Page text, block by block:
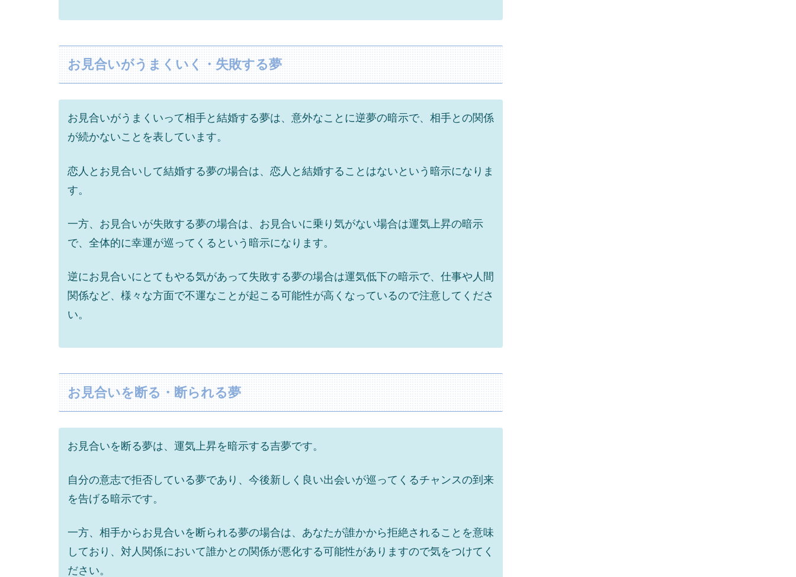
お見合いがうまくいく・失敗する夢
お見合いがうまくいって相手と結婚する夢は、意外なことに逆夢の暗示で、相手との関係
が続かないことを表しています。
恋人とお見合いして結婚する夢の場合は、恋人と結婚することはないという暗示になりま
す。
一方、お見合いが失敗する夢の場合は、お見合いに乗り気がない場合は運気上昇の暗示
で、全体的に幸運が巡ってくるという暗示になります。
逆にお見合いにとてもやる気があって失敗する夢の場合は運気低下の暗示で、仕事や人間
関係など、様々な方面で不運なことが起こる可能性が高くなっているので注意してくださ
い。
お見合いを断る・断られる夢
お見合いを断る夢は、運気上昇を暗示する吉夢です。
自分の意志で拒否している夢であり、今後新しく良い出会いが巡ってくるチャンスの到来
を告げる暗示です。
一方、相手からお見合いを断られる夢の場合は、あなたが誰かから拒絶されることを意味
しており、対人関係において誰かとの関係が悪化する可能性がありますので気をつけてく
ださい。